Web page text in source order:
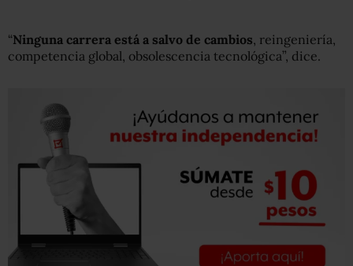
“Ninguna carrera está a salvo de cambios , reingeniería,
competencia global, obsolescencia tecnológica”, dice.